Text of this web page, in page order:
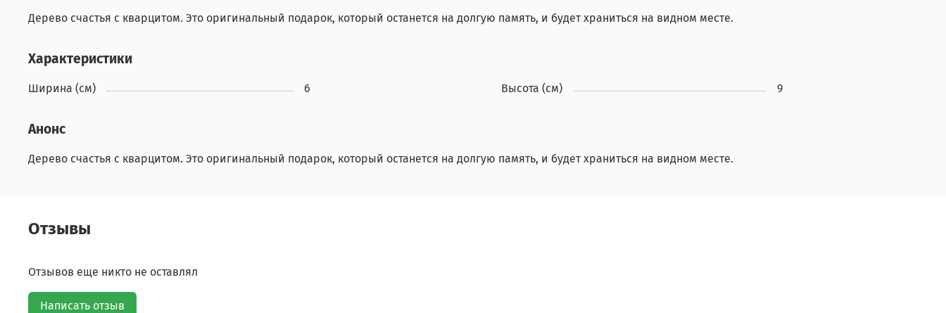
Дерево счастья с кварцитом. Это оригинальный подарок, который останется на долгую память, и будет храниться на видном месте.
Характеристики
Ширина (см) 6 Высота (см) 9
Анонс
Дерево счастья с кварцитом. Это оригинальный подарок, который останется на долгую память, и будет храниться на видном месте.
Отзывы
Отзывов еще никто не оставлял
Написать отзыв